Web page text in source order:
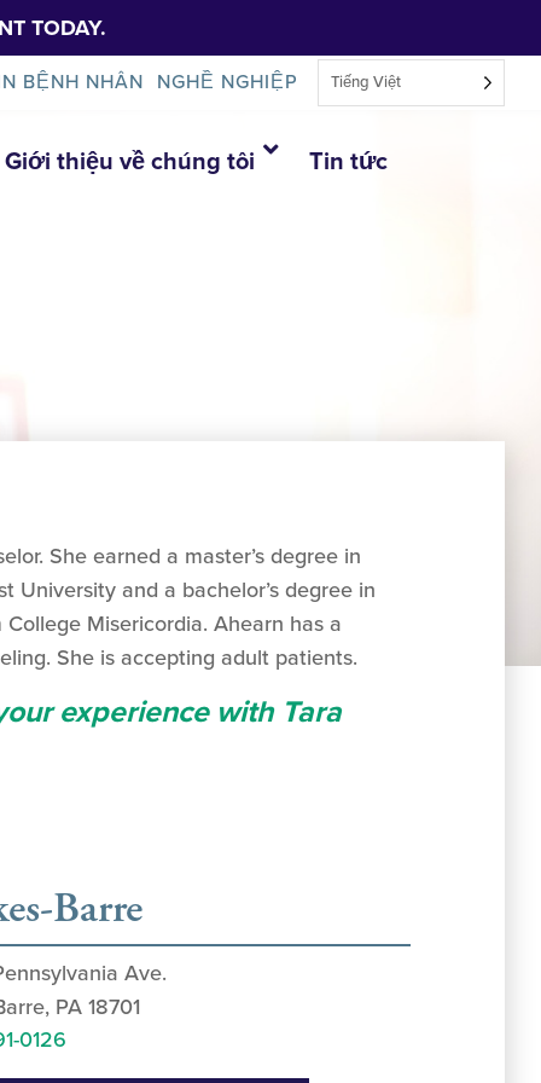
TODAY.
BỆNH NHÂN NGHỀ NGHIỆP Tiếng Việt
Giới thiệu về chúng tôi Tin tức
She earned a master’s degree in
University and a bachelor’s degree in
Misericordia. Ahearn has a
She is accepting adult patients.
experience with Tara
Barre
Ave.
PA 18701
0126